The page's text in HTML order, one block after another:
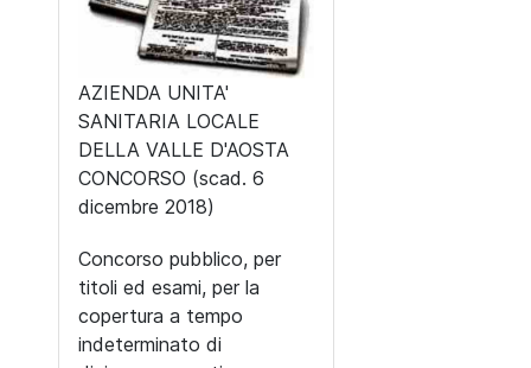
AZIENDA UNITA'
SANITARIA LOCALE
DELLA VALLE D'AOSTA
CONCORSO (scad. 6
dicembre 2018)
Concorso pubblico, per
titoli ed esami, per la
copertura a tempo
indeterminato di